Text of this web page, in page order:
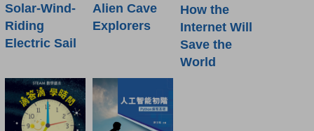
Solar-Wind-
Riding
Electric Sail
Alien Cave
Explorers
How the
Internet Will
Save the
World